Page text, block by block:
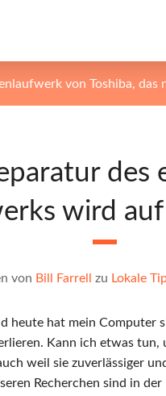
von Toshiba, das
des
wird
von Bill Farrell zu Lokale
heute hat mein
Kann ich etwas tun,
weil sie zuverlässiger
Recherchen sind in